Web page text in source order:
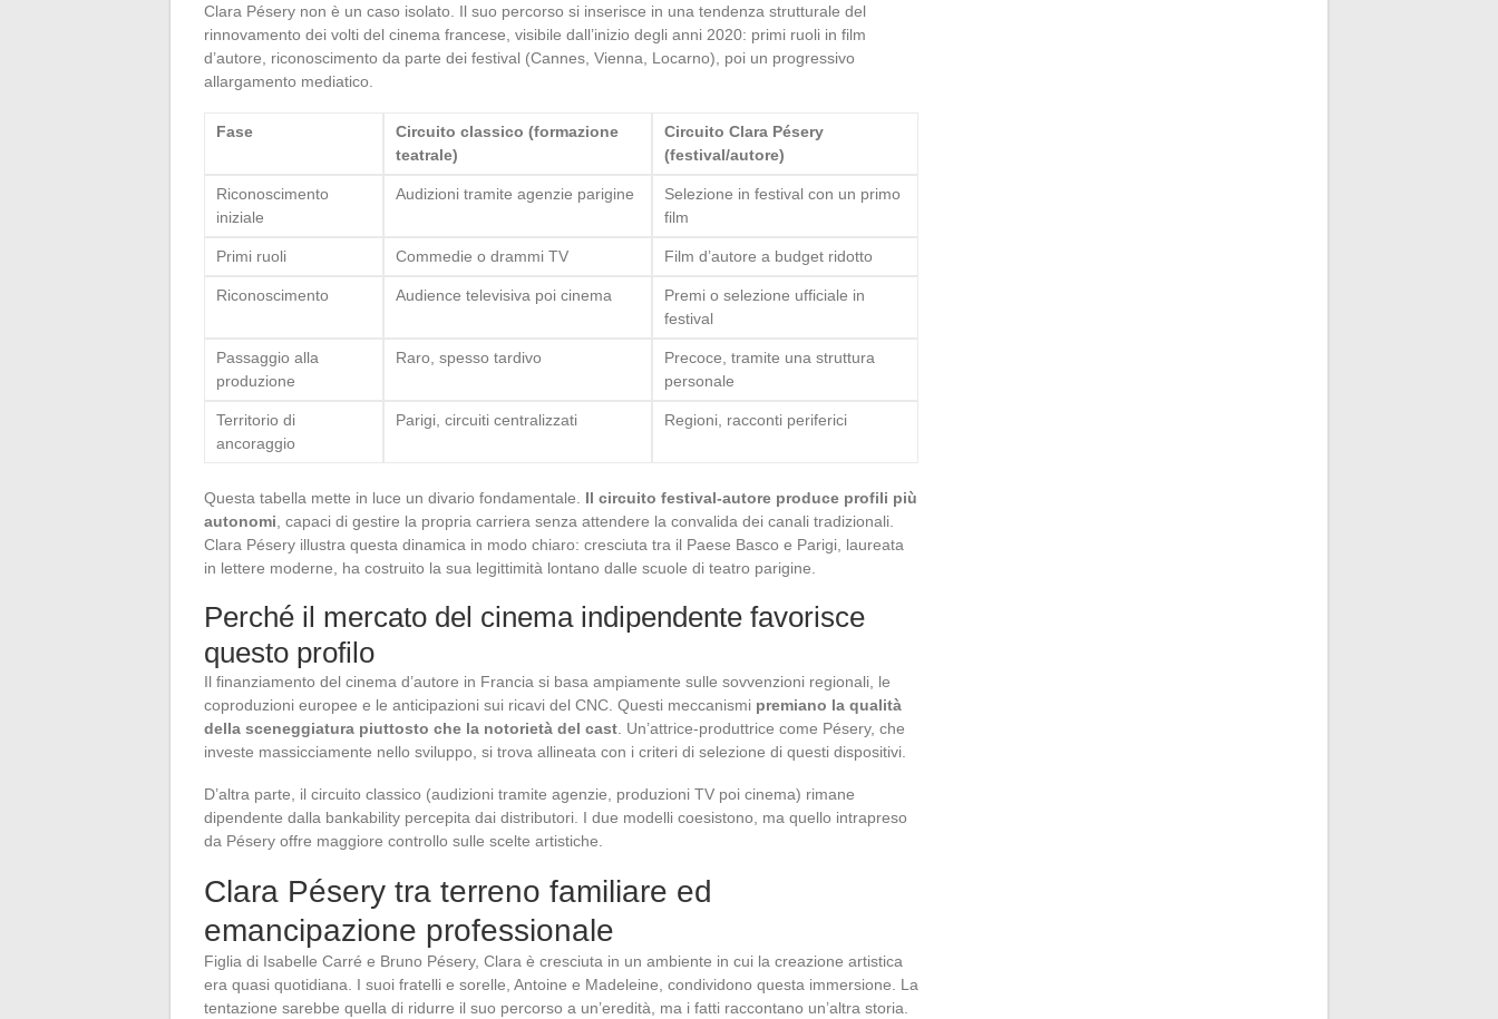
Clara Pésery non è un caso isolato. Il suo percorso si inserisce in una tendenza strutturale del
rinnovamento dei volti del cinema francese, visibile dall’inizio degli anni 2020: primi ruoli in film
d’autore, riconoscimento da parte dei festival (Cannes, Vienna, Locarno), poi un progressivo
allargamento mediatico.
Fase
Circuito classico (formazione
teatrale)
Circuito Clara Pésery
(festival/autore)
Riconoscimento
iniziale
Audizioni tramite agenzie parigine
Selezione in festival con un primo
film
Primi ruoli Commedie o drammi TV Film d’autore a budget ridotto
Riconoscimento Audience televisiva poi cinema
Premi o selezione ufficiale in
festival
Passaggio alla
produzione
Raro, spesso tardivo
Precoce, tramite una struttura
personale
Territorio di
ancoraggio
Parigi, circuiti centralizzati Regioni, racconti periferici
Questa tabella mette in luce un divario fondamentale. Il circuito festival-autore produce profili più
autonomi, capaci di gestire la propria carriera senza attendere la convalida dei canali tradizionali.
Clara Pésery illustra questa dinamica in modo chiaro: cresciuta tra il Paese Basco e Parigi, laureata
in lettere moderne, ha costruito la sua legittimità lontano dalle scuole di teatro parigine.
Perché il mercato del cinema indipendente favorisce
questo profilo
Il finanziamento del cinema d’autore in Francia si basa ampiamente sulle sovvenzioni regionali, le
coproduzioni europee e le anticipazioni sui ricavi del CNC. Questi meccanismi premiano la qualità
della sceneggiatura piuttosto che la notorietà del cast. Un’attrice-produttrice come Pésery, che
investe massicciamente nello sviluppo, si trova allineata con i criteri di selezione di questi dispositivi.
D’altra parte, il circuito classico (audizioni tramite agenzie, produzioni TV poi cinema) rimane
dipendente dalla bankability percepita dai distributori. I due modelli coesistono, ma quello intrapreso
da Pésery offre maggiore controllo sulle scelte artistiche.
Clara Pésery tra terreno familiare ed
emancipazione professionale
Figlia di Isabelle Carré e Bruno Pésery, Clara è cresciuta in un ambiente in cui la creazione artistica
era quasi quotidiana. I suoi fratelli e sorelle, Antoine e Madeleine, condividono questa immersione. La
tentazione sarebbe quella di ridurre il suo percorso a un’eredità, ma i fatti raccontano un’altra storia.